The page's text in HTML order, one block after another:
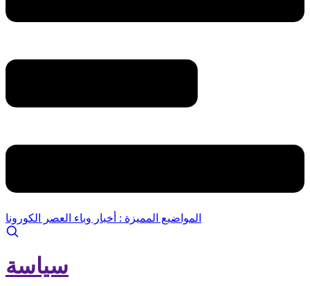
المواضيع المميزة : أخبار وباء العصر الكورونا
سياسة